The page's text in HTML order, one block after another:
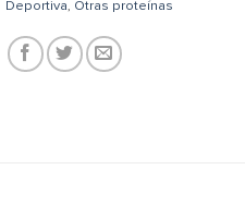
Deportiva, Otras proteínas